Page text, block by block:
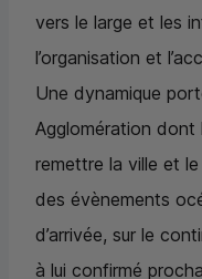
vers le large et les
l’organisation et
Une dynamique
Agglomération
remettre la ville et
des évènements
d’arrivée, sur le
à lui confirmé